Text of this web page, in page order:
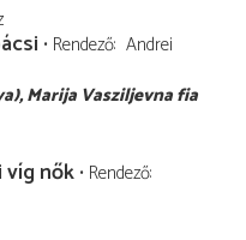
Rendező Andrei
Marija Vasziljevna fia
nők Rendező